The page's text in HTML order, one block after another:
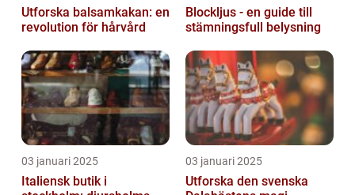
Utforska balsamkakan: en
revolution för hårvård
Blockljus - en guide till
stämningsfull belysning
03 januari 2025
Italiensk butik i
03 januari 2025
Utforska den svenska